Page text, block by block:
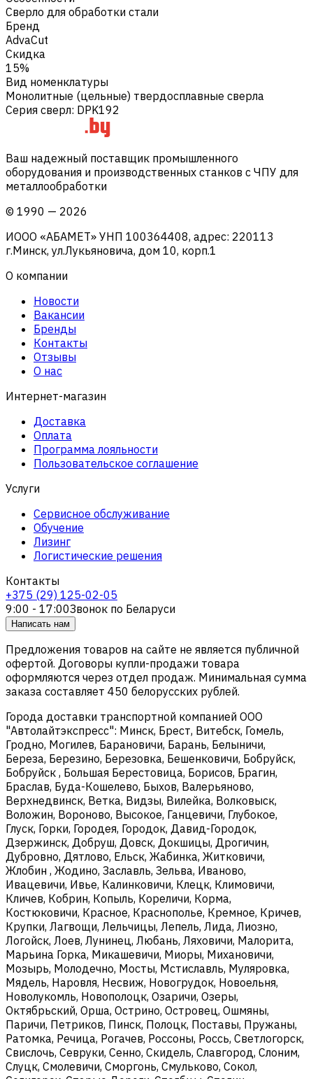
Сверло для обработки стали
Бренд
AdvaCut
Скидка
15%
Вид номенклатуры
Монолитные (цельные) твердосплавные сверла
Серия сверл: DPK192
Ваш надежный поставщик промышленного
оборудования и производственных станков с ЧПУ для
металлообработки
© 1990 — 2026
ИООО «АБАМЕТ» УНП 100364408, адрес: 220113
г.Минск, ул.Лукьяновича, дом 10, корп.1
О компании
Новости
Вакансии
Бренды
Контакты
Отзывы
О нас
Интернет-магазин
Доставка
Оплата
Программа лояльности
Пользовательское соглашение
Услуги
Сервисное обслуживание
Обучение
Лизинг
Логистические решения
Контакты
+375 (29) 125-02-05
9:00 - 17:00Звонок по Беларуси
Написать нам
Предложения товаров на сайте не является публичной
офертой. Договоры купли-продажи товара
оформляются через отдел продаж. Минимальная сумма
заказа составляет 450 белорусских рублей.
Города доставки транспортной компанией ООО
"Автолайтэкспресс": Минск, Брест, Витебск, Гомель,
Гродно, Могилев, Барановичи, Барань, Белыничи,
Береза, Березино, Березовка, Бешенковичи, Бобруйск,
Бобруйск , Большая Берестовица, Борисов, Брагин,
Браслав, Буда-Кошелево, Быхов, Валерьяново,
Верхнедвинск, Ветка, Видзы, Вилейка, Волковыск,
Воложин, Вороново, Высокое, Ганцевичи, Глубокое,
Глуск, Горки, Городея, Городок, Давид-Городок,
Дзержинск, Добруш, Довск, Докшицы, Дрогичин,
Дубровно, Дятлово, Ельск, Жабинка, Житковичи,
Жлобин , Жодино, Заславль, Зельва, Иваново,
Ивацевичи, Ивье, Калинковичи, Клецк, Климовичи,
Кличев, Кобрин, Копыль, Кореличи, Корма,
Костюковичи, Красное, Краснополье, Кремное, Кричев,
Крупки, Лагвощи, Лельчицы, Лепель, Лида, Лиозно,
Логойск, Лоев, Лунинец, Любань, Ляховичи, Малорита,
Марьина Горка, Микашевичи, Миоры, Михановичи,
Мозырь, Молодечно, Мосты, Мстиславль, Муляровка,
Мядель, Наровля, Несвиж, Новогрудок, Новоельня,
Новолукомль, Новополоцк, Озаричи, Озеры,
Октябрьский, Орша, Острино, Островец, Ошмяны,
Паричи, Петриков, Пинск, Полоцк, Поставы, Пружаны,
Ратомка, Речица, Рогачев, Россоны, Россь, Светлогорск,
Свислочь, Севруки, Сенно, Скидель, Славгород, Слоним,
Слуцк, Смолевичи, Сморгонь, Смульково, Сокол,